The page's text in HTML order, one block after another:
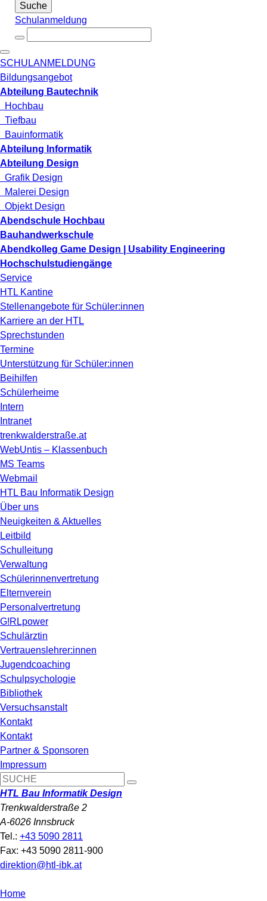
Suche
Schulanmeldung
SCHULANMELDUNG
Bildungsangebot
Abteilung Bautechnik
Hochbau
Tiefbau
Bauinformatik
Abteilung Informatik
Abteilung Design
Grafik Design
Malerei Design
Objekt Design
Abendschule Hochbau
Bauhandwerkschule
Abendkolleg Game Design | Usability Engineering
Hochschulstudiengänge
Service
HTL Kantine
Stellenangebote für Schüler:innen
Karriere an der HTL
Sprechstunden
Termine
Unterstützung für Schüler:innen
Beihilfen
Schülerheime
Intern
Intranet
trenkwalderstraße.at
WebUntis – Klassenbuch
MS Teams
Webmail
HTL Bau Informatik Design
Über uns
Neuigkeiten & Aktuelles
Leitbild
Schulleitung
Verwaltung
Schülerinnenvertretung
Elternverein
Personalvertretung
G!RLpower
Schulärztin
Vertrauenslehrer:innen
Jugendcoaching
Schulpsychologie
Bibliothek
Versuchsanstalt
Kontakt
Kontakt
Partner & Sponsoren
Impressum
HTL Bau Informatik Design
Trenkwalderstraße 2
A-6026 Innsbruck
Tel.: +43 5090 2811
Fax: +43 5090 2811-900
direktion@htl-ibk.at
Home